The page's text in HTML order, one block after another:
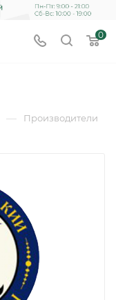
0
— Производители